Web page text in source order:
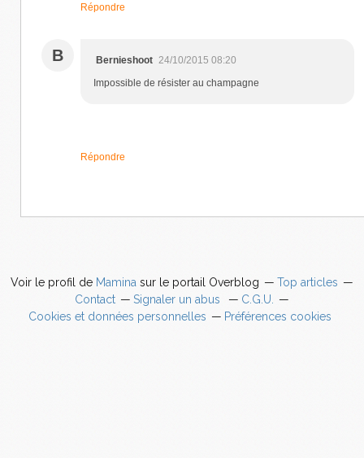
Répondre
B Bernieshoot 24/10/2015 08:20
Impossible de résister au champagne
Répondre
Voir le profil de Mamina sur le portail Overblog
Top articles
Contact
Signaler un abus
C.G.U.
Cookies et données personnelles
Préférences cookies